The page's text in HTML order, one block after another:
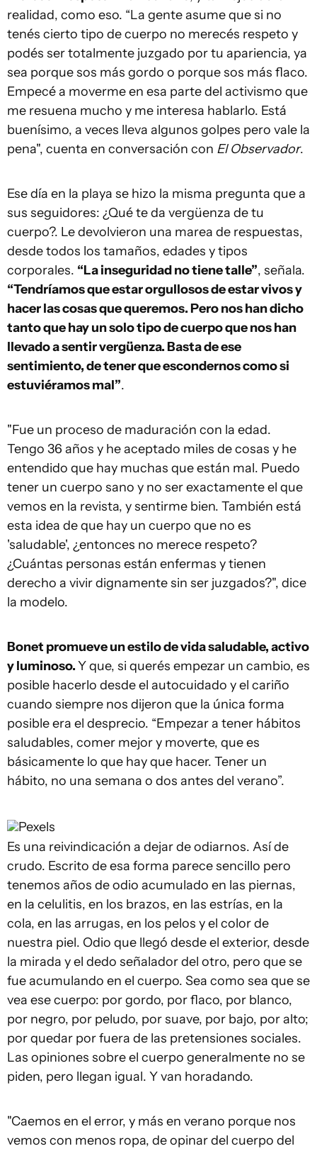
realidad, como eso. “La gente asume que si no
tenés cierto tipo de cuerpo no merecés respeto y
podés ser totalmente juzgado por tu apariencia, ya
sea porque sos más gordo o porque sos más flaco.
Empecé a moverme en esa parte del activismo que
me resuena mucho y me interesa hablarlo. Está
buenísimo, a veces lleva algunos golpes pero vale la
pena", cuenta en conversación con El Observador.
Ese día en la playa se hizo la misma pregunta que a
sus seguidores: ¿Qué te da vergüenza de tu
cuerpo?. Le devolvieron una marea de respuestas,
desde todos los tamaños, edades y tipos
corporales. “La inseguridad no tiene talle”, señala.
“Tendríamos que estar orgullosos de estar vivos y
hacer las cosas que queremos. Pero nos han dicho
tanto que hay un solo tipo de cuerpo que nos han
llevado a sentir vergüenza. Basta de ese
sentimiento, de tener que escondernos como si
estuviéramos mal”.
"Fue un proceso de maduración con la edad.
Tengo 36 años y he aceptado miles de cosas y he
entendido que hay muchas que están mal. Puedo
tener un cuerpo sano y no ser exactamente el que
vemos en la revista, y sentirme bien. También está
esta idea de que hay un cuerpo que no es
'saludable', ¿entonces no merece respeto?
¿Cuántas personas están enfermas y tienen
derecho a vivir dignamente sin ser juzgados?", dice
la modelo.
Bonet promueve un estilo de vida saludable, activo
y luminoso.Y que, si querés empezar un cambio, es
posible hacerlo desde el autocuidado y el cariño
cuando siempre nos dijeron que la única forma
posible era el desprecio. “Empezar a tener hábitos
saludables, comer mejor y moverte, que es
básicamente lo que hay que hacer. Tener un
hábito, no una semana o dos antes del verano”.
Pexels
Es una reivindicación a dejar de odiarnos. Así de
crudo. Escrito de esa forma parece sencillo pero
tenemos años de odio acumulado en las piernas,
en la celulitis, en los brazos, en las estrías, en la
cola, en las arrugas, en los pelos y el color de
nuestra piel. Odio que llegó desde el exterior, desde
la mirada y el dedo señalador del otro, pero que se
fue acumulando en el cuerpo. Sea como sea que se
vea ese cuerpo: por gordo, por flaco, por blanco,
por negro, por peludo, por suave, por bajo, por alto;
por quedar por fuera de las pretensiones sociales.
Las opiniones sobre el cuerpo generalmente no se
piden, pero llegan igual. Y van horadando.
"Caemos en el error, y más en verano porque nos
vemos con menos ropa, de opinar del cuerpo del